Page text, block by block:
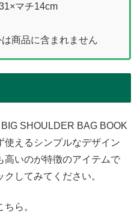
マチ14cm
商品に含まれません
SHOULDER BAG BOOK
使えるシンプルなデザイン
高いのが特徴のアイテムで
してみてください。
ら。